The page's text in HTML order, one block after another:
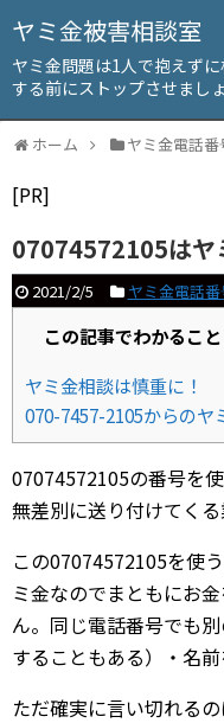
ヤミ金被害相談室
ヤミ金問題は1人で抱えず
する前にストップさせまし
ホーム ヤミ金電話番
[PR]
07074572105はヤ
2021/2/5 ヤミ金電話
この記事でわかること
ヤミ金相談は慎重に！
070-7457-2105からのヤ
07074572105の番号を
無差別に送り付けてくる
この07074572105を使
ミ金なのでまともにお
ん。同じ電話番号でも
することもある）・名前
ただ確実に言い切れる